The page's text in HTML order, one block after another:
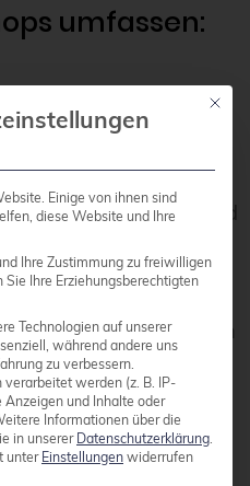
umfassen:
ist ein tägliches
das verwendet wird,
die Kommunikation
Paketsignierung und
Workshop lernen die
zu erstellen und
Verschlüsselung/-
und das Senden
Nach der
auf öffentliche
die Teilnehmer an
Party teilnehmen
Mit
Einige von ihnen sind
diese Website und Ihre
Ihre Zustimmung zu freiwilligen
Ihre Erziehungsberechtigten
Technologien auf unserer
während andere uns
zu verbessern.
verarbeitet werden (z. B. IP-
Anzeigen und Inhalte oder
Informationen über die
in unserer Datenschutzerklärung.
unter Einstellungen widerrufen